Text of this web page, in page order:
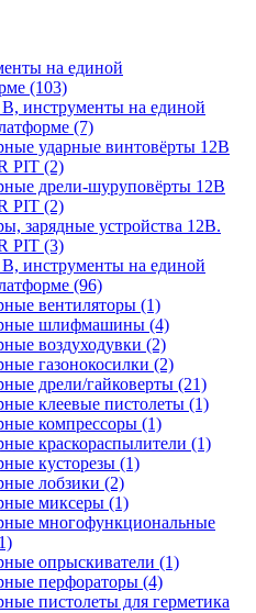
на единой
(103)
В, инструменты на единой
(7)
ударные винтовёрты 12В
PIT (2)
дрели-шуруповёрты 12В
PIT (2)
зарядные устройства 12В.
PIT (3)
В, инструменты на единой
(96)
вентиляторы (1)
шлифмашины (4)
воздуходувки (2)
газонокосилки (2)
дрели/гайковерты (21)
клеевые пистолеты (1)
компрессоры (1)
краскораспылители (1)
кусторезы (1)
лобзики (2)
миксеры (1)
многофункциональные
опрыскиватели (1)
перфораторы (4)
пистолеты для герметика